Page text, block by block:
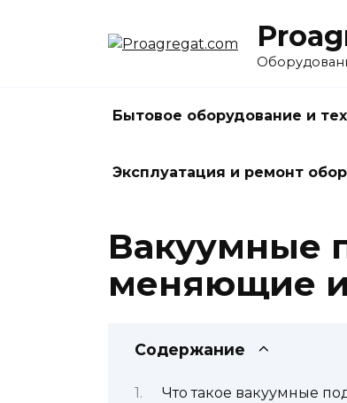
Бытовое оборудование и
Эксплуатация и ремонт
Вакуумные
меняющие
Содержание
Что такое вакуумные